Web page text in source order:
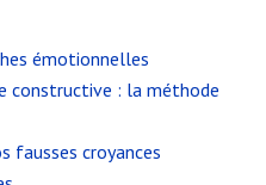
émotionnelles
constructive : la méthode
fausses croyances